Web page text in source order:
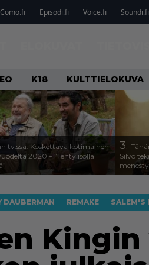
Como.fi Episodi.fi Voice.fi Soundi.fi
K18 KULTTIELOKUVA
tv:ssä: Koskettava kotimainen
2020 – ”Tehty isolla
3.
Silvo
DAUBERMAN REMAKE SALEM'S